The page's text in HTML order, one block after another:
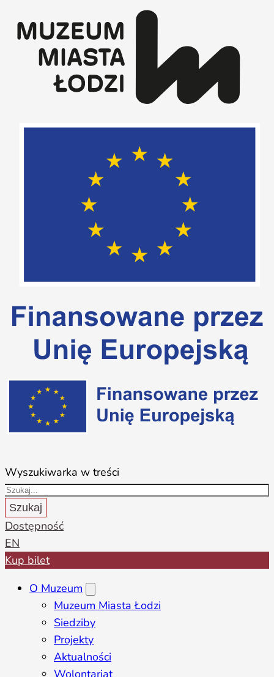
Wyszukiwarka w treści
Szukaj
Dostępność
EN
Kup bilet
O Muzeum
Muzeum Miasta Łodzi
Siedziby
Projekty
Aktualności
Wolontariat